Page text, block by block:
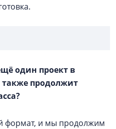
один проект в
продолжит
формат, и мы продолжим